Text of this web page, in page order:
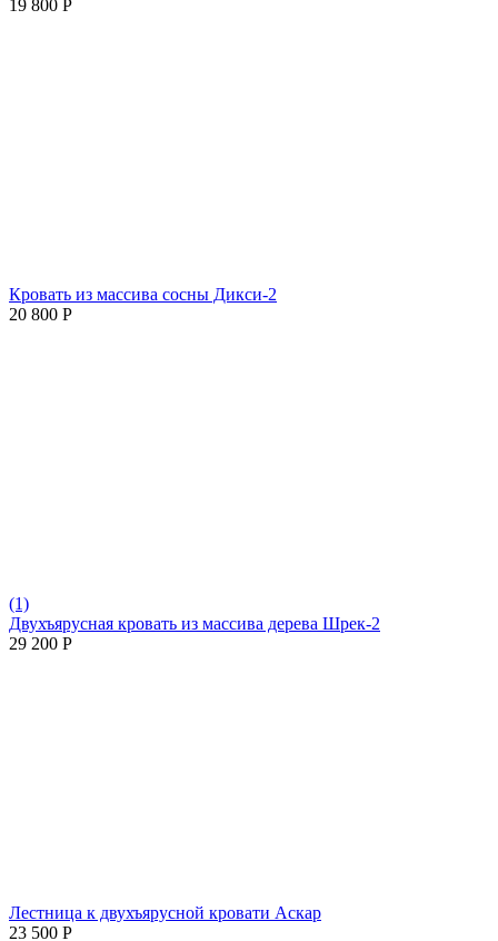
19 800 Р
Кровать из массива сосны Дикси-2
20 800 Р
(1)
Двухъярусная кровать из массива дерева Шрек-2
29 200 Р
Лестница к двухъярусной кровати Аскар
23 500 Р